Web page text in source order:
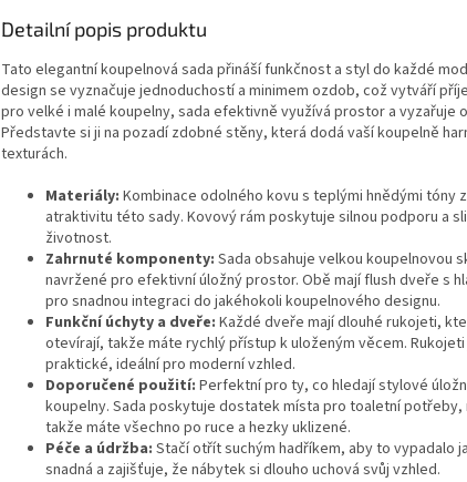
Detailní popis produktu
Tato elegantní koupelnová sada přináší funkčnost a styl do každé
design se vyznačuje jednoduchostí a minimem ozdob, což vytváří
pro velké i malé koupelny, sada efektivně využívá prostor a vyzařuje
Představte si ji na pozadí zdobné stěny, která dodá vaší koupelně
texturách.
Materiály: Kombinace odolného kovu s teplými hnědými tóny
atraktivitu této sady. Kovový rám poskytuje silnou podporu a
životnost.
Zahrnuté komponenty: Sada obsahuje velkou koupelnovou
navržené pro efektivní úložný prostor. Obě mají flush dveře s
pro snadnou integraci do jakéhokoli koupelnového designu.
Funkční úchyty a dveře: Každé dveře mají dlouhé rukojeti,
otevírají, takže máte rychlý přístup k uloženým věcem.
praktické, ideální pro moderní vzhled.
Doporučené použití: Perfektní pro ty, co hledají stylové
koupelny. Sada poskytuje dostatek místa pro toaletní potřeby,
takže máte všechno po ruce a hezky uklizené.
Péče a údržba: Stačí otřít suchým hadříkem, aby to vypadalo
snadná a zajišťuje, že nábytek si dlouho uchová svůj vzhled.